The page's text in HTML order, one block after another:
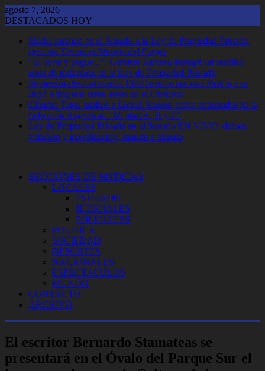
Saltar
al
agosto 7, 2026
DESTACADOS HOY
Media sanción en el Senado a la Ley de Propiedad Privada,
pero sin Tierras ni Manejo del Fuego
"El corte y pegue...": Gerardo Zamora destapó un insólito
error de redacción en la Ley de Propiedad Privada
Represión descontrolada: 1500 heridos por una Policía que
llegó a disparar entre autos en el Obelisco
Claudio Tapia ratificó a Lionel Scaloni como entrenador de la
Selección Argentina: "Mi plan A, B y C"
Ley de Propiedad Privada en el Senado EN VIVO: debate,
votación y movilización, minuto a minuto
SECCIONES DE NOTICIAS
LOCALES
INTERIOR
JUDICIALES
POLICIALES
POLITICA
SOCIEDAD
DEPORTES
NACIONALES
ESPECTACULOS
MUNDO
CONTACTO
ARCHIVO
El escritor Bernardo Stamateas se
presentará en el Óvalo del Parque Sur el